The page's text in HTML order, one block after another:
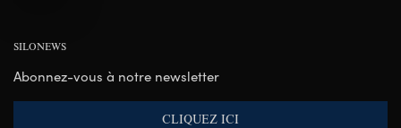
SILONEWS
Abonnez-vous à notre newsletter
CLIQUEZ ICI